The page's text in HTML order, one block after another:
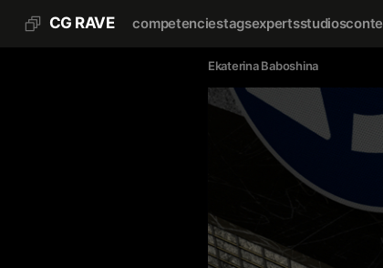
CG RAVE competenciestagsexpertsstudios
Ekaterina Baboshina